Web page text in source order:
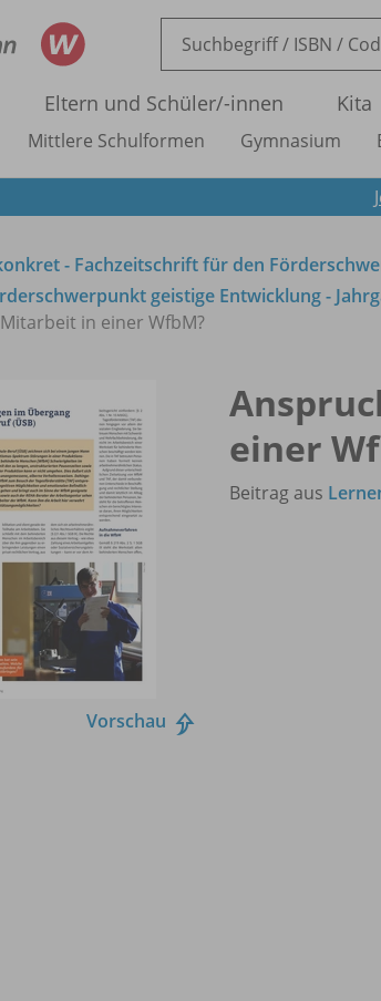
Eltern und Schüler/-innen Kita
Mittlere Schulformen Gymnasium
- Fachzeitschrift für den
geistige Entwicklung -
in einer WfbM?
Vorschau
einer
Beitrag aus